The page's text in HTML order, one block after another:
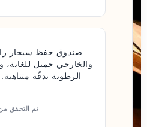
صندوق حفظ سيجار
والخارجي جميل
الرطوبة بدقّة
تم التحقق